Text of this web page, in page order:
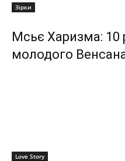
Зірки
Мсьє Харизма: 10
молодого
Love Story